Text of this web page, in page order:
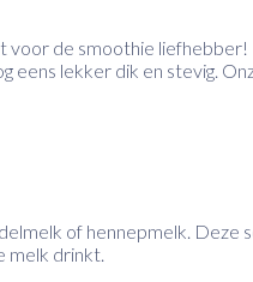
voor de smoothie
lekker dik en stevig.
of hennepmelk. Deze
melk drinkt.